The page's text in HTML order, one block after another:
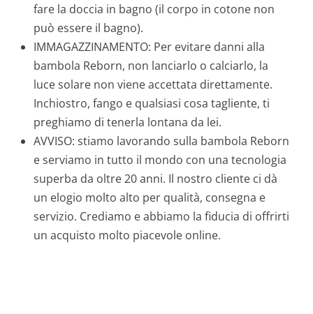
fare la doccia in bagno (il corpo in cotone non
può essere il bagno).
IMMAGAZZINAMENTO: Per evitare danni alla
bambola Reborn, non lanciarlo o calciarlo, la
luce solare non viene accettata direttamente.
Inchiostro, fango e qualsiasi cosa tagliente, ti
preghiamo di tenerla lontana da lei.
AVVISO: stiamo lavorando sulla bambola Reborn
e serviamo in tutto il mondo con una tecnologia
superba da oltre 20 anni. Il nostro cliente ci dà
un elogio molto alto per qualità, consegna e
servizio. Crediamo e abbiamo la fiducia di offrirti
un acquisto molto piacevole online.